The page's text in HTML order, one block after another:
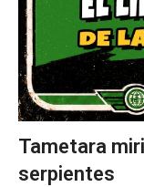
Tametara
serpientes